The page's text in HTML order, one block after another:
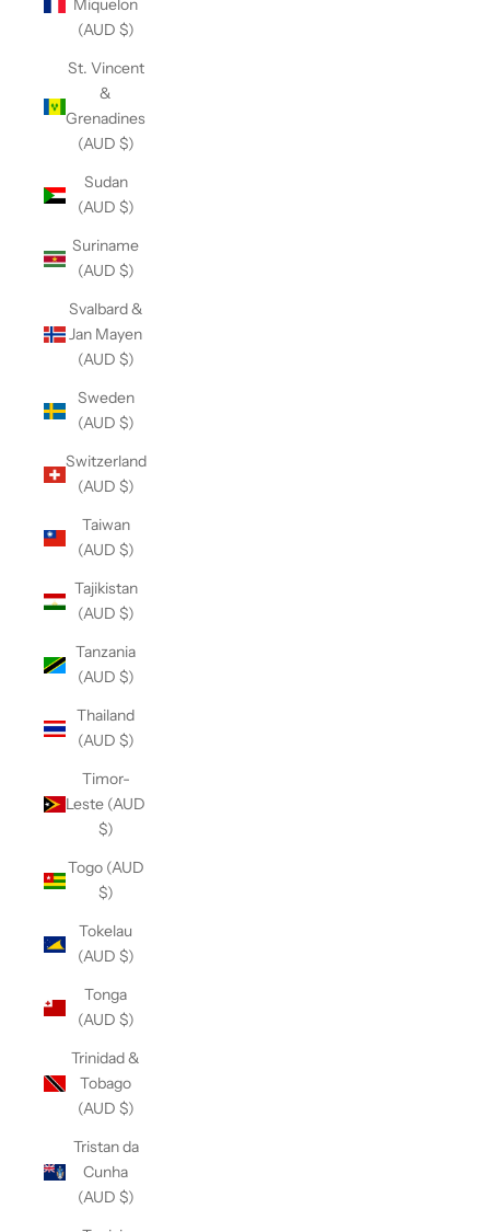
Miquelon
(AUD $)
St. Vincent
&
Grenadines
(AUD $)
Sudan
(AUD $)
Suriname
(AUD $)
Svalbard &
Jan Mayen
(AUD $)
Sweden
(AUD $)
Switzerland
(AUD $)
Taiwan
(AUD $)
Tajikistan
(AUD $)
Tanzania
(AUD $)
Thailand
(AUD $)
Timor-
Leste (AUD
$)
Togo (AUD
$)
Tokelau
(AUD $)
Tonga
(AUD $)
Trinidad &
Tobago
(AUD $)
Tristan da
Cunha
(AUD $)